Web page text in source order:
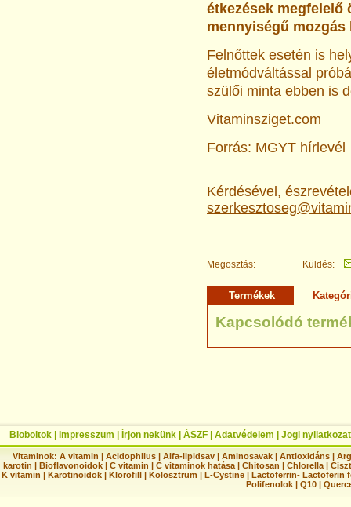
étkezések megfelelő
mennyiségű
Felnőttek esetén is
életmódváltással
szülői minta ebben is
Vitaminsziget.com
Forrás: MGYT hírlevél
Kérdésével,
Megosztás: Küldés:
Termékek
Kapcsolódó
Bioboltok Impresszum Írjon nekünk ÁSZF Adatvédelem Jogi nyilatkozat
Vitaminok: A vitamin |Acidophilus |Alfa-lipidsav |Aminosavak |Antioxidáns |
karotin | Bioflavonoidok | C vitamin | C vitaminok hatása | Chitosan | Chlorella |
K vitamin | Karotinoidok | Klorofill | Kolosztrum | L-Cystine | Lactoferrin- Lactoferin
Polifenolok |Q10 |